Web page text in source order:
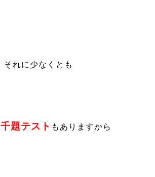
それに少なくとも
千題テスト もありますから